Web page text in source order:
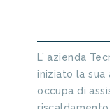
L’ azienda
iniziato la sua
occupa di